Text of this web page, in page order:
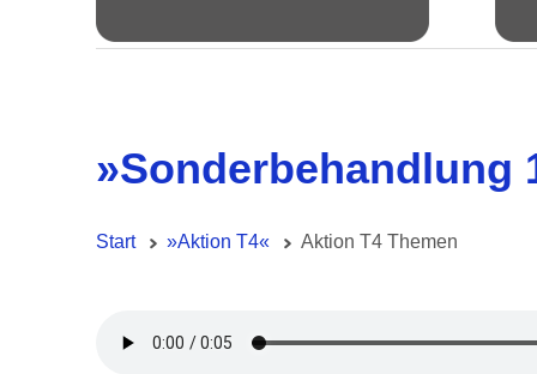
»Sonderbehandlung
Start »Aktion T4« Aktion T4 Themen